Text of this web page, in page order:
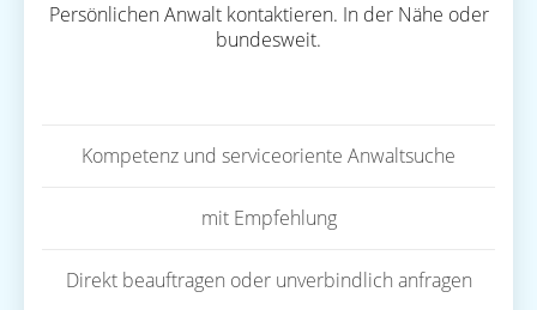
Persönlichen Anwalt kontaktieren. In der Nähe oder
bundesweit.
Kompetenz und serviceoriente Anwaltsuche
mit Empfehlung
Direkt beauftragen oder unverbindlich anfragen